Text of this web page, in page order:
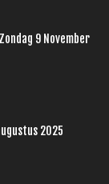
9 November
2025